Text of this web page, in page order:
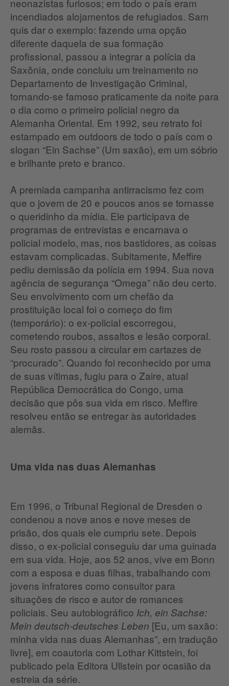
incendiados alojamentos de refugiados. Sam
quis dar o exemplo: fazendo uma opção
diferente daquela de sua formação
profissional, passou a integrar a polícia da
Saxônia, onde concluiu um treinamento no
Departamento de Investigação Criminal,
tornando-se famoso praticamente da noite para
o dia como o primeiro policial negro da
Alemanha Oriental. Em 1992, seu retrato foi
estampado em outdoors de todo o país com o
slogan “Ein Sachse” (Um saxão), em um sóbrio
e brilhante preto e branco.
A premiada campanha antirracismo fez com
que o jovem de 20 e poucos anos se tornasse
o queridinho da mídia. Ele participava de
programas de entrevistas e encarnava o
policial modelo, mas, nos bastidores, as coisas
estavam complicadas. Subitamente, Meffire
pediu demissão da polícia em 1994. Sua nova
agência de segurança “Omega” não deu certo.
Seu envolvimento com um chefão da
prostituição local foi o começo do fim
(temporário): o ex-policial escorregou,
cometendo roubos, assaltos e lesão corporal.
Seu rosto passou a circular em cartazes de
“procurado”. Quando foi reconhecido por uma
de suas vítimas, fugiu para o Zaire, atual
República Democrática do Congo, uma
decisão que pôs sua vida em risco. Meffire
resolveu então se entregar às autoridades
alemãs.
Uma vida nas duas Alemanhas
Em 1996, o Tribunal Regional de Dresden o
condenou a nove anos e nove meses de
prisão, dos quais ele cumpriu sete. Depois
disso, o ex-policial conseguiu dar uma guinada
em sua vida. Hoje, aos 52 anos, vive em Bonn
com a esposa e duas filhas, trabalhando com
jovens infratores como consultor para
situações de risco e autor de romances
policiais. Seu autobiográfico Ich, ein Sachse:
Mein deutsch-deutsches Leben [Eu, um saxão:
minha vida nas duas Alemanhas”, em tradução
livre], em coautoria com Lothar Kittstein, foi
publicado pela Editora Ullstein por ocasião da
estreia da série.